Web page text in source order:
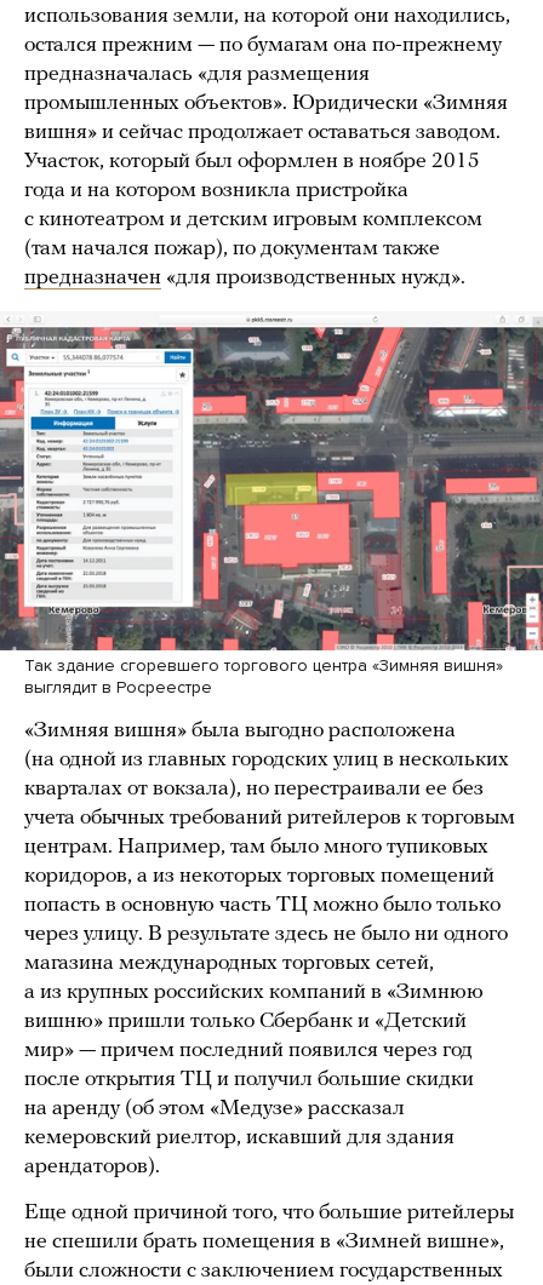
использования земли, на которой они находились,
остался прежним — по бумагам она по-прежнему
предназначалась «для размещения
промышленных объектов». Юридически «Зимняя
вишня» и сейчас продолжает оставаться заводом.
Участок, который был оформлен в ноябре 2015
года и на котором возникла пристройка
с кинотеатром и детским игровым комплексом
(там начался пожар), по документам также
предназначен «для производственных нужд».
Так здание сгоревшего торгового центра «Зимняя вишня»
выглядит в Росреестре
«Зимняя вишня» была выгодно расположена
(на одной из главных городских улиц в нескольких
кварталах от вокзала), но перестраивали ее без
учета обычных требований ритейлеров к торговым
центрам. Например, там было много тупиковых
коридоров, а из некоторых торговых помещений
попасть в основную часть ТЦ можно было только
через улицу. В результате здесь не было ни одного
магазина международных торговых сетей,
а из крупных российских компаний в «Зимнюю
вишню» пришли только Сбербанк и «Детский
мир» — причем последний появился через год
после открытия ТЦ и получил большие скидки
на аренду (об этом «Медузе» рассказал
кемеровский риелтор, искавший для здания
арендаторов).
Еще одной причиной того, что большие ритейлеры
не спешили брать помещения в «Зимней вишне»,
были сложности с заключением государственных